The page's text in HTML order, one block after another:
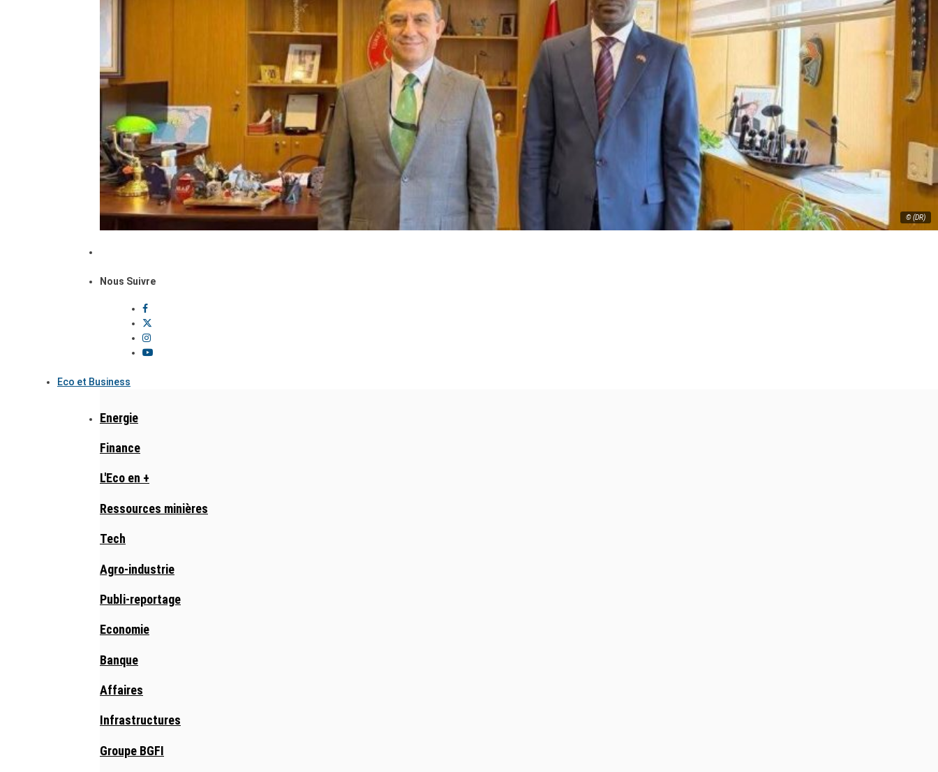
© (DR)
Nous Suivre
Eco et Business
Energie
Finance
L'Eco en +
Ressources minières
Tech
Agro-industrie
Publi-reportage
Economie
Banque
Affaires
Infrastructures
Groupe BGFI